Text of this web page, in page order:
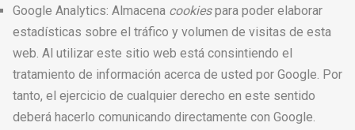
Google Analytics: Almacena cookiespara poder elaborar
estadísticas sobre el tráfico y volumen de visitas de esta
web. Al utilizar este sitio web está consintiendo el
tratamiento de información acerca de usted por Google. Por
tanto, el ejercicio de cualquier derecho en este sentido
deberá hacerlo comunicando directamente con Google.